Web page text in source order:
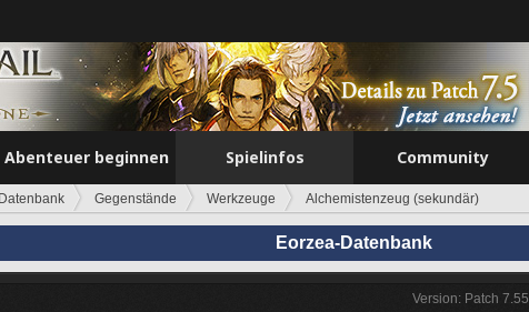
Abenteuer beginnen Spielinfos Community
Gegenstände Werkzeuge Alchemistenzeug (sekundär)
Eorzea-Datenbank
Version: Patch 7.55